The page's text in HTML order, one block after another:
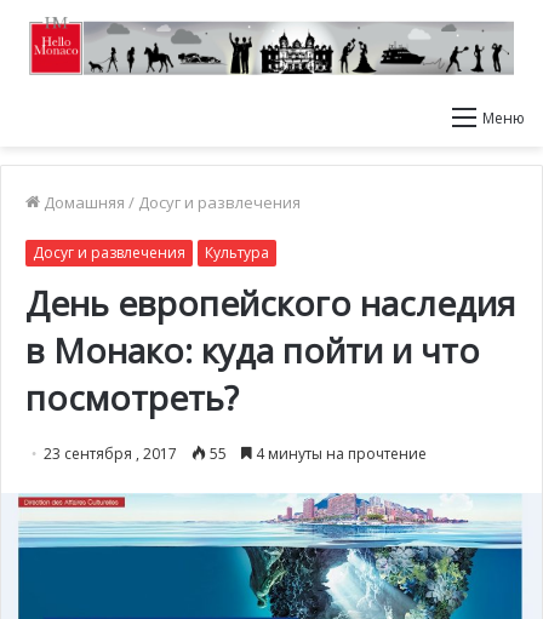
Меню
Домашняя / Досуг и развлечения
Досуг и развлечения Культура
День европейского наследия
в Монако: куда пойти и что
посмотреть?
23 сентября , 2017 55 4 минуты на прочтение